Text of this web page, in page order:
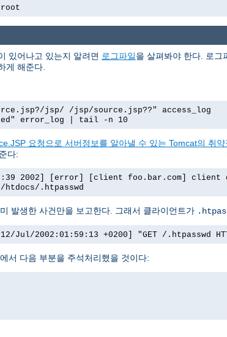
있어나고 있는지 알려면 로그파일을 살펴봐야 한다. 로그
게 해준다.
jsp/ /jsp/source.jsp??" access_log
error_log | tail -n 10
요청으로 서버정보를 알아낼 수 있는 Tomcat의 취약
다:
2002] [error] [client foo.bar.com] client
.htpasswd
발생한 사건만을 보고한다. 그래서 클라이언트가
Jul/2002:01:59:13 +0200] "GET /.htpasswd
서 다음 부분을 주석처리했을 것이다: